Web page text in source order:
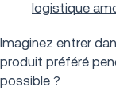
logistique
Imaginez entrer
produit préféré
possible ?